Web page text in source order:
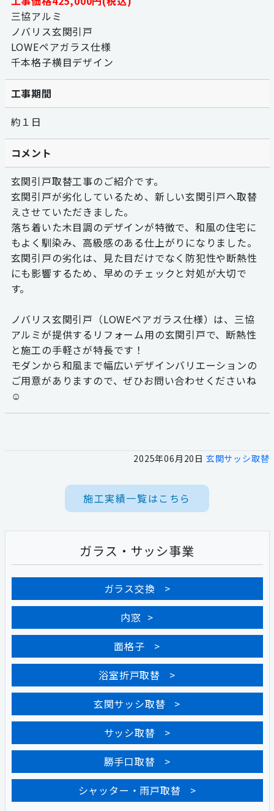
三協アルミ
ノバリス玄関引戸
LOWEペアガラス仕様
千本格子横目デザイン
工事期間
約１日
コメント
玄関引戸取替工事のご紹介です。
玄関引戸が劣化しているため、新しい玄関引戸へ取替
えさせていただきました。
落ち着いた木目調のデザインが特徴で、和風の住宅に
もよく馴染み、高級感のある仕上がりになりました。
玄関引戸の劣化は、見た目だけでなく防犯性や断熱性
にも影響するため、早めのチェックと対処が大切で
す。
ノバリス玄関引戸（LOWEペアガラス仕様）は、三協
アルミが提供するリフォーム用の玄関引戸で、断熱性
と施工の手軽さが特長です！
モダンから和風まで幅広いデザインバリエーションの
ご用意がありますので、ぜひお問い合わせくださいね
☺
2025年06月20日 玄関サッシ取替
施工実績一覧はこちら
ガラス・サッシ事業
ガラス交換
内窓
面格子
浴室折戸取替
玄関サッシ取替
サッシ取替
勝手口取替
シャッター・雨戸取替